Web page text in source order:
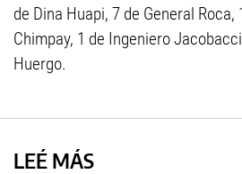
de Dina Huapi, 7 de General Roca,
Chimpay, 1 de Ingeniero
Huergo.
LEÉ MÁS